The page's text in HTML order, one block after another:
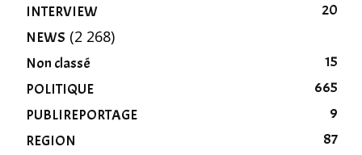
INTERVIEW
20
NEWS (2 268)
Non classé
15
POLITIQUE
665
PUBLIREPORTAGE
9
REGION
87